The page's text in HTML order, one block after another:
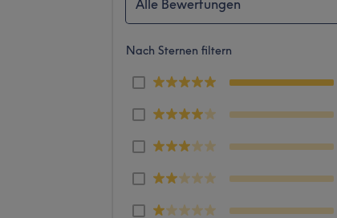
Alle Bewertungen
Nach Sternen filtern